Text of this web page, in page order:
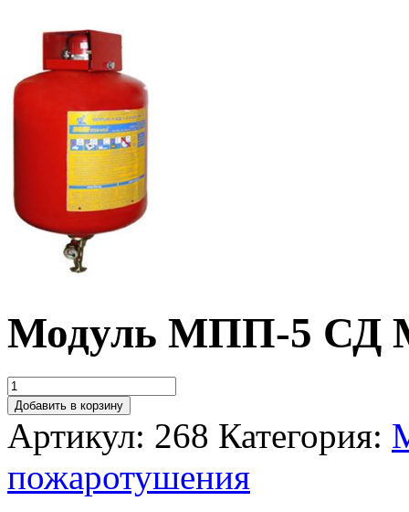
Модуль МПП-5 СД
Добавить в корзину
Артикул: 268 Категория:
пожаротушения